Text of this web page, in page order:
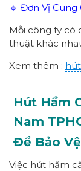
🔹 Đơn Vị
Mỗi công ty có
thuật khác
Xem thêm :
Hút Hầm
Nam
Để Bảo
Việc hút hầm